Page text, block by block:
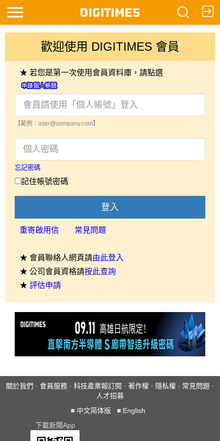
歡迎使用 DIGITIMES 會員
★ 若您是第一次使用會員資料庫，請點選
【範例：user@company.com】
忘記密碼
記住帳號密碼
登入
重寄啟用信 常見問題
★ 會員聯絡人網頁請由此登入
★ 公司會員資格請按此查詢
★ 評估申請
關於我們 · 會員服務 · 科技產業報訂閱 · 著作權 · 隱私權 · 常見問題 ·
人才招募
■ 中文简体版 ■ English
下載新聞App